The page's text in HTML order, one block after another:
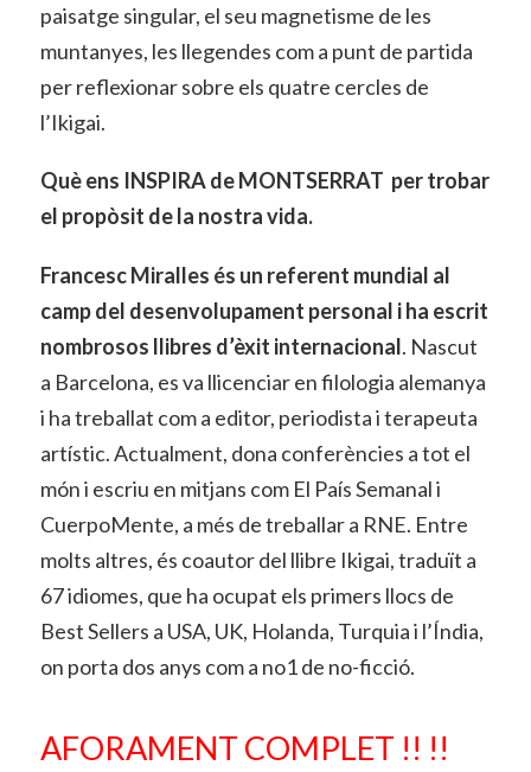
paisatge singular, el seu magnetisme de les
muntanyes, les llegendes com a punt de partida
per reflexionar sobre els quatre cercles de
l’Ikigai.
Què ens INSPIRA de MONTSERRAT per trobar
el propòsit de la nostra vida.
Francesc Miralles és un referent mundial al
camp del desenvolupament personal i ha escrit
nombrosos llibres d’èxit internacional. Nascut
a Barcelona, ​​es va llicenciar en filologia alemanya
i ha treballat com a editor, periodista i terapeuta
artístic. Actualment, dona conferències a tot el
món i escriu en mitjans com El País Semanal i
CuerpoMente, a més de treballar a RNE. Entre
molts altres, és coautor del llibre Ikigai, traduït a
67 idiomes, que ha ocupat els primers llocs de
Best Sellers a USA, UK, Holanda, Turquia i l’Índia,
on porta dos anys com a no1 de no-ficció.
AFORAMENT COMPLET !! !!